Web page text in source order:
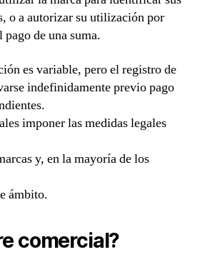
o a autorizar su utilización por
de una suma.
es variable, pero el registro de
indefinidamente previo pago
imponer las medidas legales
y, en la mayoría de los
ámbito.
comercial?